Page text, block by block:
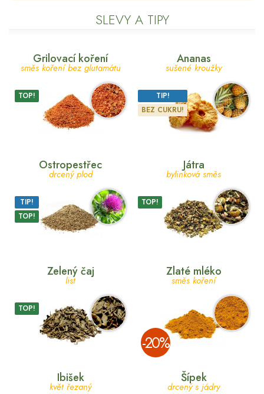
SLEVY A TIPY
Grilovací koření
směs koření bez glutamátu
TOP!
Ananas
sušené kroužky
TIP!
BEZ CUKRU!
Ostropestřec
drcený plod
TIP!
TOP!
Játra
bylinková směs
TOP!
Zelený čaj
list
TOP!
Zlaté mléko
směs koření
­-20%
Ibišek
květ řezaný
Šípek
drcený s jádry